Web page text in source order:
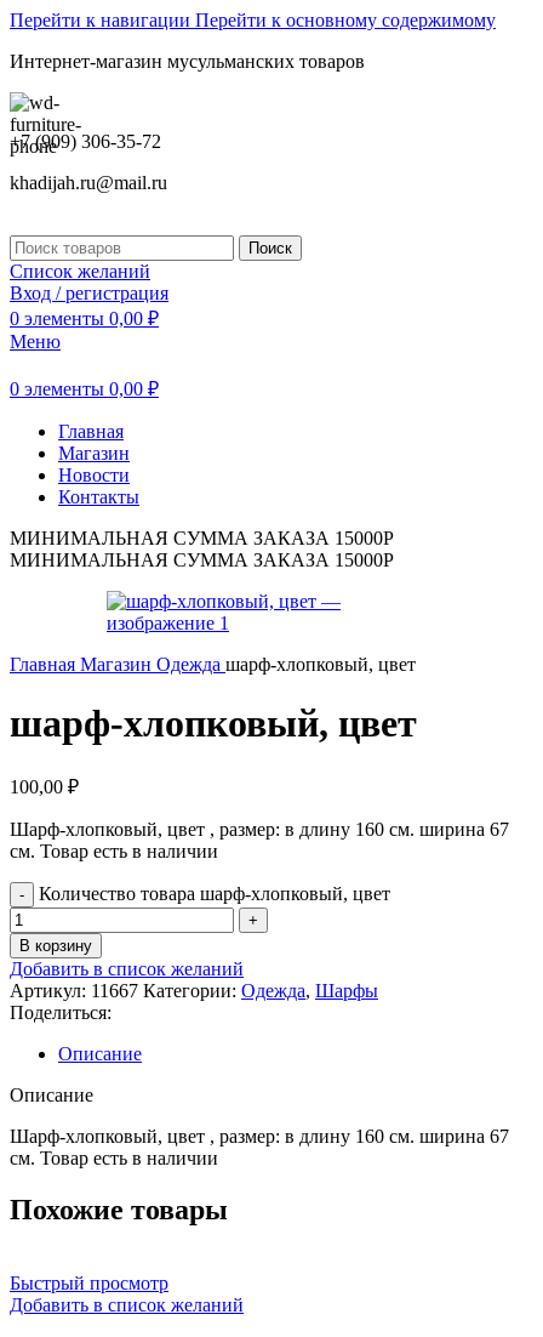
Перейти к навигации Перейти к основному содержимому
Интернет-магазин мусульманских товаров
+7 (909) 306-35-72
khadijah.ru@mail.ru
Поиск
Список желаний
Вход / регистрация
0 элементы 0,00 ₽
Меню
0 элементы 0,00 ₽
Главная
Магазин
Новости
Контакты
МИНИМАЛЬНАЯ СУММА ЗАКАЗА 15000Р
МИНИМАЛЬНАЯ СУММА ЗАКАЗА 15000Р
Главная Магазин Одежда шарф-хлопковый, цвет
шарф-хлопковый, цвет
100,00 ₽
Шарф-хлопковый, цвет , размер: в длину 160 см. ширина 67
см. Товар есть в наличии
Количество товара шарф-хлопковый, цвет
В корзину
Добавить в список желаний
Артикул: 11667 Категории: Одежда, Шарфы
Поделиться:
Описание
Описание
Шарф-хлопковый, цвет , размер: в длину 160 см. ширина 67
см. Товар есть в наличии
Похожие товары
Быстрый просмотр
Добавить в список желаний